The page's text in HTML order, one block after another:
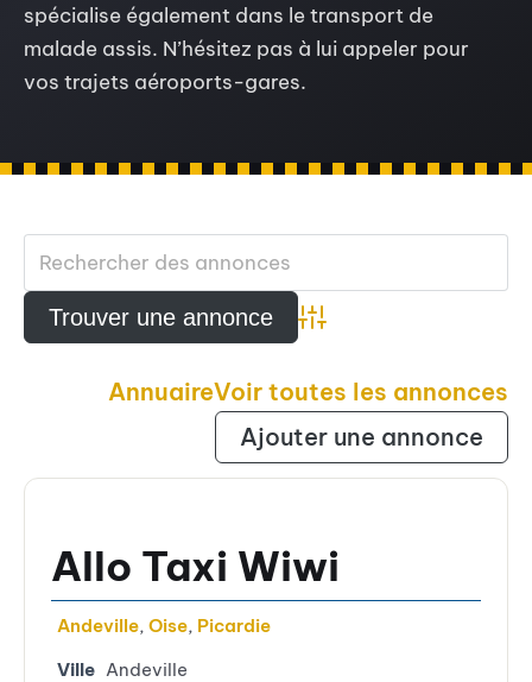
spécialise également dans le transport de
malade assis. N’hésitez pas à lui appeler pour
vos trajets aéroports-gares.
Advanced Search
AnnuaireVoir toutes les annonces
Ajouter une annonce
Allo Taxi Wiwi
Andeville, Oise, Picardie
Ville Andeville